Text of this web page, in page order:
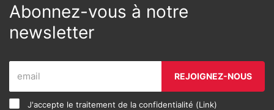
Abonnez-vous à notre
newsletter
REJOIGNEZ-NOUS
J'accepte le traitement de la confidentialité (Link)